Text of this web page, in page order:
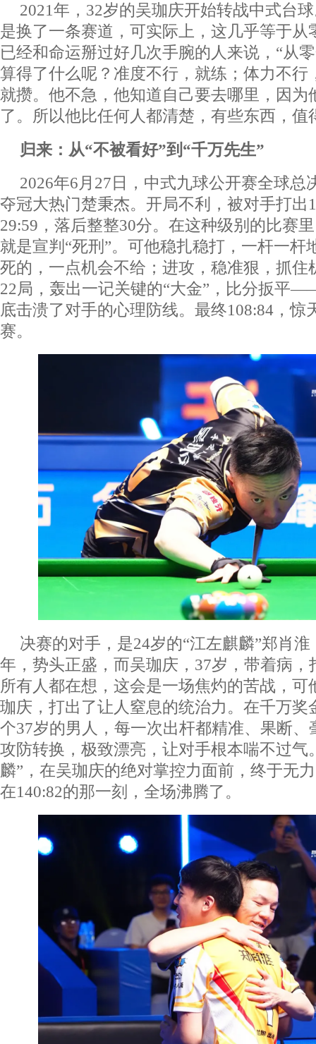
2021年，32岁的吴珈庆开始转战中式台
是换了一条赛道，可实际上，这几乎等于从
已经和命运掰过好几次手腕的人来说，“从
算得了什么呢？准度不行，就练；体力不行
就攒。他不急，他知道自己要去哪里，因为
了。所以他比任何人都清楚，有些东西，值
归来：从“不被看好”到“千万先生”
2026年6月27日，中式九球公开赛全球总
夺冠大热门楚秉杰。开局不利，被对手打出
29:59，落后整整30分。在这种级别的比赛
就是宣判“死刑”。可他稳扎稳打，一杆一杆
死的，一点机会不给；进攻，稳准狠，抓住
22局，轰出一记关键的“大金”，比分扳平
底击溃了对手的心理防线。最终108:84，惊
赛。
决赛的对手，是24岁的“江左麒麟”郑肖
年，势头正盛，而吴珈庆，37岁，带着病，
所有人都在想，这会是一场焦灼的苦战，可
珈庆，打出了让人窒息的统治力。在千万奖
个37岁的男人，每一次出杆都精准、果断、
攻防转换，极致漂亮，让对手根本喘不过气
麟”，在吴珈庆的绝对掌控力面前，终于无
在140:82的那一刻，全场沸腾了。